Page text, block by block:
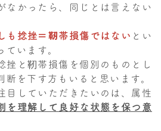
なかったら、同じとは言えない
も捻挫＝靭帯損傷ではない とい
います。
挫と靭帯損傷を個別のものとし
を下す方もいると思います。
目していただきたいのは、属性
を理解して良好な状態を保つ意